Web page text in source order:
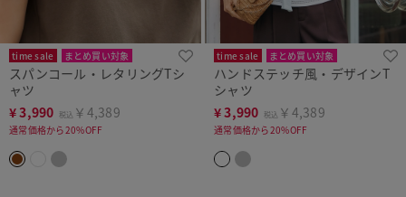
time sale まとめ買い対象
スパンコール・レタリングTシ
ャツ
¥3,990 税込 ￥4,389
通常価格から20%OFF
time sale まとめ買い対象
ハンドステッチ風・デザインT
シャツ
¥3,990 税込 ￥4,389
通常価格から20%OFF